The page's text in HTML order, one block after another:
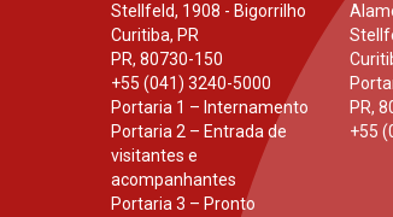
Stellfeld, 1908 - Bigorrilho
Curitiba, PR
PR, 80730-150
+55 (041) 3240-5000
Portaria 1 – Internamento
Portaria 2 – Entrada de
visitantes e
acompanhantes
Portaria 3 – Pronto
PR,
+55